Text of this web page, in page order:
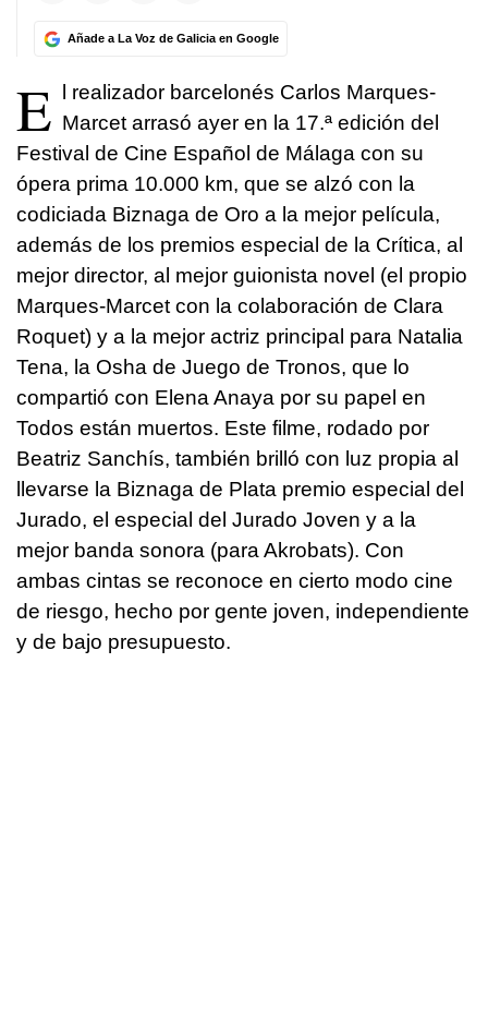
Añade a La Voz de Galicia en Google
E
l realizador barcelonés Carlos Marques-
Marcet arrasó ayer en la 17.ª edición del
Festival de Cine Español de Málaga con su
ópera prima 10.000 km, que se alzó con la
codiciada Biznaga de Oro a la mejor película,
además de los premios especial de la Crítica, al
mejor director, al mejor guionista novel (el propio
Marques-Marcet con la colaboración de Clara
Roquet) y a la mejor actriz principal para Natalia
Tena, la Osha de Juego de Tronos, que lo
compartió con Elena Anaya por su papel en
Todos están muertos. Este filme, rodado por
Beatriz Sanchís, también brilló con luz propia al
llevarse la Biznaga de Plata premio especial del
Jurado, el especial del Jurado Joven y a la
mejor banda sonora (para Akrobats). Con
ambas cintas se reconoce en cierto modo cine
de riesgo, hecho por gente joven, independiente
y de bajo presupuesto.